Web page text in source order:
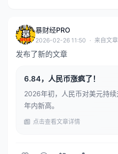
暴财经PRO
2026-02-26 11:50 · 来自文章
发布了新的文章
6.84，人民币涨疯了！
2026年初，人民币对美元持
年内新高。
点击查看文章详情